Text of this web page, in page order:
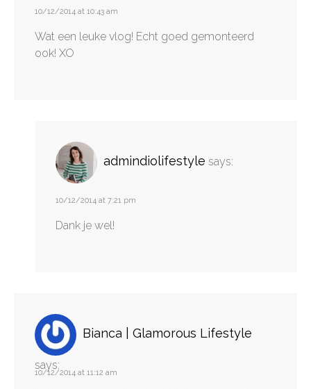
10/12/2014 at 10:43 am
Wat een leuke vlog! Echt goed gemonteerd
ook! XO
admindiolifestyle says:
10/12/2014 at 7:21 pm
Dank je wel!
Bianca | Glamorous Lifestyle
says:
10/12/2014 at 11:12 am